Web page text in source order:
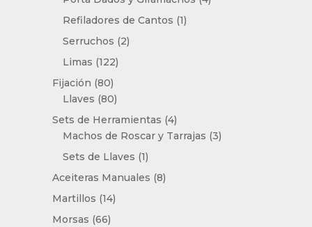
Refiladores de Cantos 11
Serruchos 22
Limas 122122
Fijación 8080
productos
Llaves 8080
productos
Sets de Herramientas 44
productos
Machos de Roscar y Tarrajas 33
Sets de Llaves 11
producto
Aceiteras Manuales 88
Martillos 1414
Morsas 6666